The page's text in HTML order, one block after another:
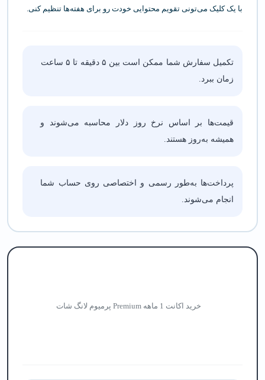
با یک کلیک می‌تونی تقویم محتوایی خودت رو برای هفته‌ها تنظیم کنی.
تکمیل سفارش شما ممکن است بین ۵ دقیقه تا ۵ ساعت
زمان ببرد.
قیمت‌ها بر اساس نرخ روز دلار محاسبه می‌شوند و
همیشه به‌روز هستند.
پرداخت‌ها به‌طور رسمی و اختصاصی روی حساب شما
انجام می‌شوند.
خرید اکانت 1 ماهه Premium پرمیوم لانگ شات